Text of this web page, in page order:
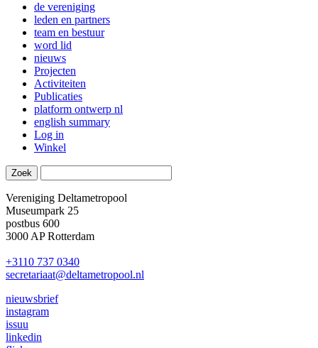
de vereniging
leden en partners
team en bestuur
word lid
nieuws
Projecten
Activiteiten
Publicaties
platform ontwerp nl
english summary
Log in
Winkel
Vereniging Deltametropool
Museumpark 25
postbus 600
3000 AP Rotterdam
+3110 737 0340
secretariaat@deltametropool.nl
nieuwsbrief
instagram
issuu
linkedin